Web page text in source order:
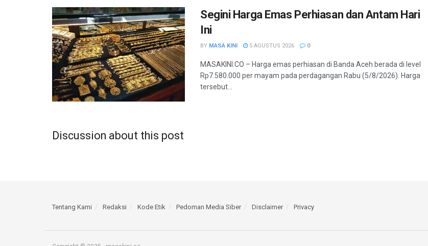
Segini Harga Emas Perhiasan dan Antam Hari
Ini
BY MASA KINI 5 AGUSTUS 2026 0
MASAKINI.CO – Harga emas perhiasan di Banda Aceh berada di level
Rp7.580.000 per mayam pada perdagangan Rabu (5/8/2026). Harga
tersebut...
Discussion about this post
Tentang Kami Redaksi Kode Etik Pedoman Media Siber Disclaimer Privacy